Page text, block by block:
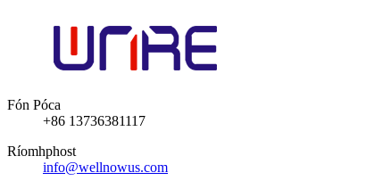
Fón Póca
+86 13736381117
Ríomhphost
info@wellnowus.com